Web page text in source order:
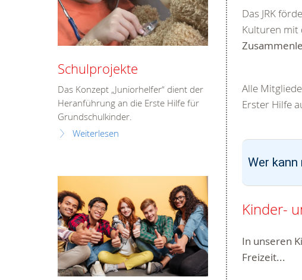
Das JRK
Kulturen mit
Alle
Erster Hilfe
Wer
Kinder-
In unseren
Freizeit...
Schulprojekte
Das Konzept „Juniorhelfer“ dient der
Heranführung an die Erste Hilfe für
Grundschulkinder.
Weiterlesen